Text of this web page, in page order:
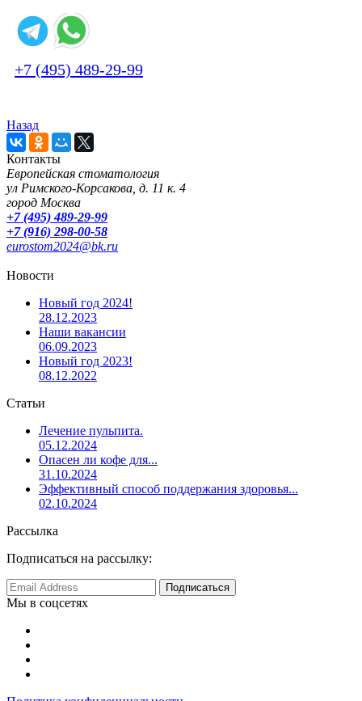
+7 (495) 489-29-99
Назад
Контакты
Европейская стоматология
ул Римского-Корсакова, д. 11 к. 4
город Москва
+7 (495) 489-29-99
+7 (916) 298-00-58
eurostom2024@bk.ru
Новости
Новый год 2024!
28.12.2023
Наши вакансии
06.09.2023
Новый год 2023!
08.12.2022
Статьи
Лечение пульпита.
05.12.2024
Опасен ли кофе для...
31.10.2024
Эффективный способ поддержания здоровья...
02.10.2024
Рассылка
Подписаться на рассылку:
Мы в соцсетях